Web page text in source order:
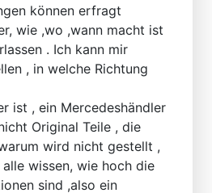
können erfragt
wie ,wo ,wann macht ist
. Ich kann mir
, in welche Richtung
ist , ein Mercedeshändler
Original Teile , die
wird nicht gestellt ,
wissen, wie hoch die
sind ,also ein